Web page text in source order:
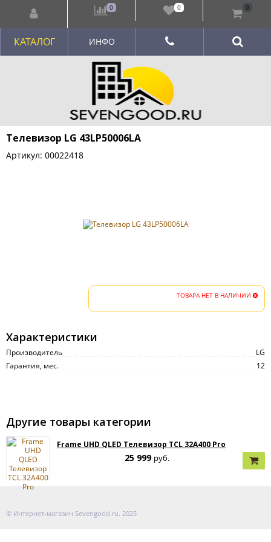
КАТАЛОГ ИНФО
Телевизор LG 43LP50006LA
Артикул: 00022418
ТОВАРА НЕТ В НАЛИЧИИ
Характеристики
Производитель
LG
Гарантия, мес.
12
Другие товары категории
Frame UHD QLED Телевизор TCL 32A400 Pro
25 999 руб.
© Интернет-магазин Sevengood.ru. 2025
0 0 0